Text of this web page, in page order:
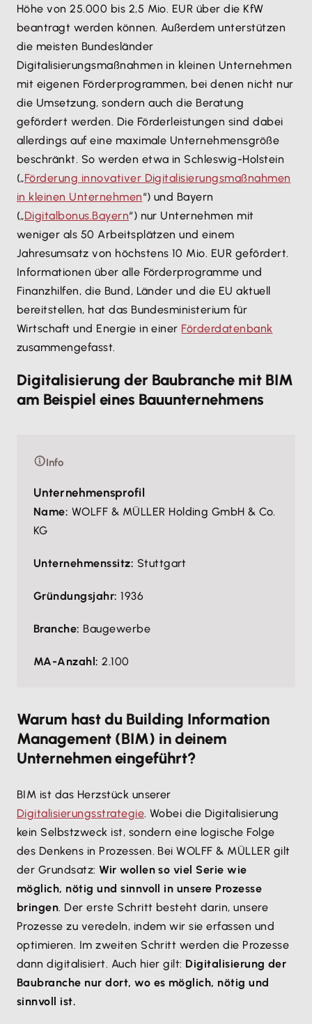
Höhe von 25.000 bis 2,5 Mio. EUR über die KfW
beantragt werden können. Außerdem unterstützen
die meisten Bundesländer
Digitalisierungsmaßnahmen in kleinen Unternehmen
mit eigenen Förderprogrammen, bei denen nicht nur
die Umsetzung, sondern auch die Beratung
gefördert werden. Die Förderleistungen sind dabei
allerdings auf eine maximale Unternehmensgröße
beschränkt. So werden etwa in Schleswig-Holstein
(„Förderung innovativer Digitalisierungsmaßnahmen
in kleinen Unternehmen“) und Bayern
(„Digitalbonus.Bayern“) nur Unternehmen mit
weniger als 50 Arbeitsplätzen und einem
Jahresumsatz von höchstens 10 Mio. EUR gefördert.
Informationen über alle Förderprogramme und
Finanzhilfen, die Bund, Länder und die EU aktuell
bereitstellen, hat das Bundesministerium für
Wirtschaft und Energie in einer Förderdatenbank
zusammengefasst.
Digitalisierung der Baubranche mit BIM
am Beispiel eines Bauunternehmens
Info
Unternehmensprofil
Name: WOLFF & MÜLLER Holding GmbH & Co.
KG
Unternehmenssitz: Stuttgart
Gründungsjahr:1936
Branche: Baugewerbe
MA-Anzahl:2.100
Warum hast du Building Information
Management (BIM) in deinem
Unternehmen eingeführt?
BIM ist das Herzstück unserer
Digitalisierungsstrategie. Wobei die Digitalisierung
kein Selbstzweck ist, sondern eine logische Folge
des Denkens in Prozessen. Bei WOLFF & MÜLLER gilt
der Grundsatz:Wir wollen so viel Serie wie
möglich, nötig und sinnvoll in unsere Prozesse
bringen. Der erste Schritt besteht darin, unsere
Prozesse zu veredeln, indem wir sie erfassen und
optimieren. Im zweiten Schritt werden die Prozesse
dann digitalisiert. Auch hier gilt: Digitalisierung der
Baubranche nur dort, wo es möglich, nötig und
sinnvoll ist.